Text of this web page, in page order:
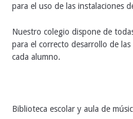
para el uso de las instalaciones
Nuestro colegio dispone de
para el correcto desarrollo de
cada alumno.
Biblioteca escolar y aula de